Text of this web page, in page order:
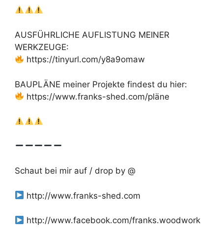
AUSFÜHRLICHE AUFLISTUNG MEINER
WERKZEUGE:
https://tinyurl.com/y8a9omaw
BAUPLÄNE meiner Projekte findest du hier:
https://www.franks-shed.com/pläne
Schaut bei mir auf / drop by @
http://www.franks-shed.com
http://www.facebook.com/franks.woodwork